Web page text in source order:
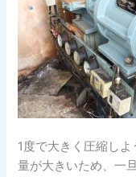
1度で大きく圧縮し
量が大きいため、一